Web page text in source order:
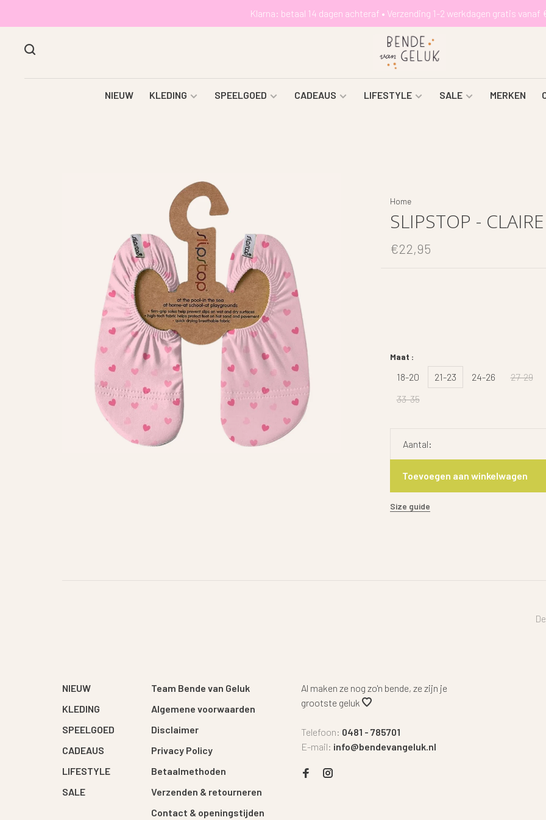
Klarna: betaal 14 dagen achteraf • Verzending 1-2 werkdagen gratis vanaf
NIEUW KLEDING SPEELGOED CADEAUS LIFESTYLE SALE MERKEN
Home
SLIPSTOP - CLAIRE
€22,95
Maat :
18-20 21-23 24-26 27-29
33-35
Aantal:
Toevoegen aan winkelwagen
Size guide
NIEUW
KLEDING
SPEELGOED
CADEAUS
LIFESTYLE
SALE
Team Bende van Geluk
Algemene voorwaarden
Disclaimer
Privacy Policy
Betaalmethoden
Verzenden & retourneren
Contact & openingstijden
Al maken ze nog zo'n bende, ze zijn je
grootste geluk
Telefoon: 0481 - 785701
E-mail: info@bendevangeluk.nl